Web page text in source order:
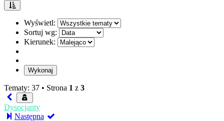
Wyświetl:
Sortuj wg:
Kierunek:
Tematy: 37 • Strona 1 z 3
Dysocjanty
Następna